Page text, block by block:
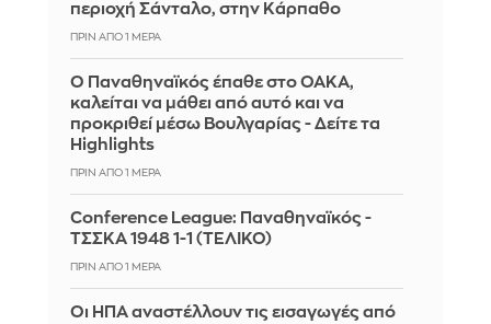
περιοχή Σάνταλο, στην Κάρπαθο
ΠΡΙΝ ΑΠΌ 1 ΜΈΡΑ
Ο Παναθηναϊκός έπαθε στο ΟΑΚΑ,
καλείται να μάθει από αυτό και να
προκριθεί μέσω Βουλγαρίας - Δείτε τα
Highlights
ΠΡΙΝ ΑΠΌ 1 ΜΈΡΑ
Conference League: Παναθηναϊκός -
ΤΣΣΚΑ 1948 1-1 (ΤΕΛΙΚΟ)
ΠΡΙΝ ΑΠΌ 1 ΜΈΡΑ
Οι ΗΠΑ αναστέλλουν τις εισαγωγές από